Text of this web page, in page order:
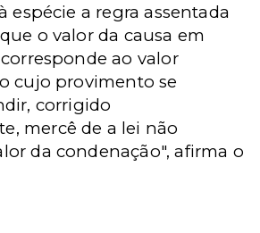
espécie a regra assentada
o valor da causa em
ao valor
cujo provimento se
corrigido
mercê de a lei não
da condenação", afirma o